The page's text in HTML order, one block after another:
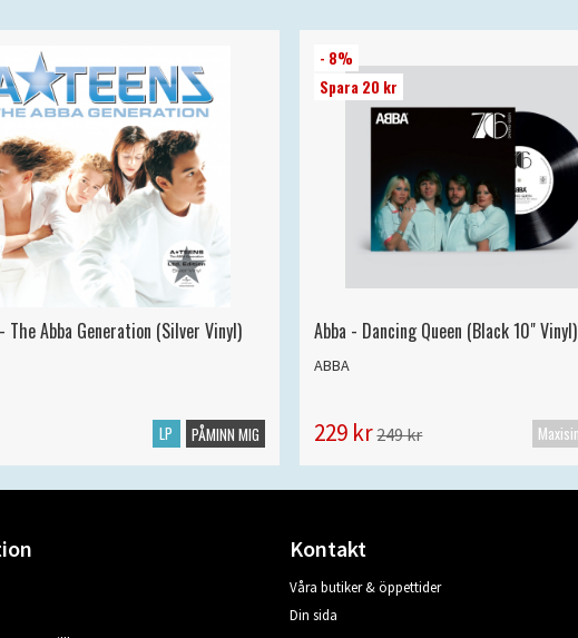
The Abba Generation (Silver Vinyl)
LP PÅMINN MIG
- 8%
Spara 20 kr
Abba - Dancing Queen (Black 10" Vinyl)
ABBA
229 kr249 kr
Kontakt
Våra butiker & öppettider
Din sida